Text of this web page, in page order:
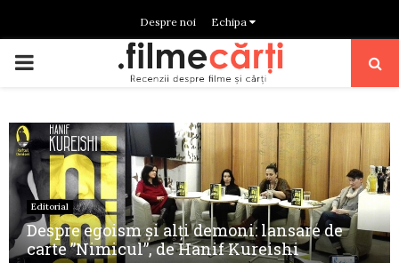
Despre noi Echipa
PRIMARY
Editorial
Despre egoism și alți demoni: lansare de
carte ”Nimicul”, de Hanif Kureishi